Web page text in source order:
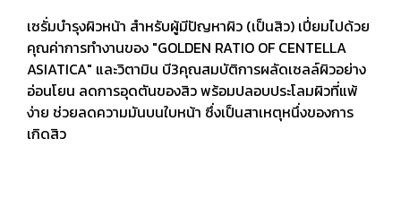
เซรั่มบำรุงผิวหน้า สำหรับผู้มีปัญหาผิว (เป็นสิว) เปี่ยมไปด้วย
คุณค่าการทำงานของ "GOLDEN RATIO OF CENTELLA
ASIATICA" และวิตามิน บี3คุณสมบัติการผลัดเซลล์ผิวอย่าง
อ่อนโยน ลดการอุดตันของสิว พร้อมปลอบประโลมผิวที่แพ้
ง่าย ช่วยลดความมันบนใบหน้า ซึ่งเป็นสาเหตุหนึ่งของการ
เกิดสิว